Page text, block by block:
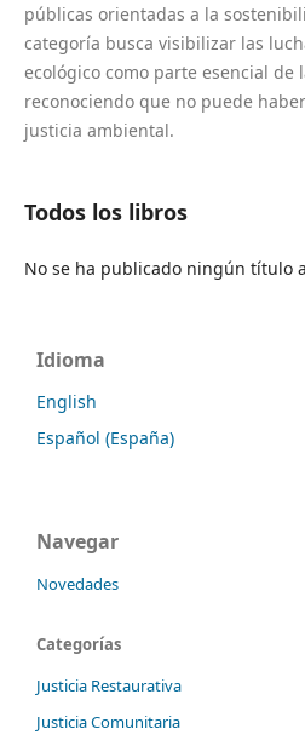
públicas orientadas a la
categoría busca visibilizar las
ecológico como parte esencial de
reconociendo que no puede
justicia ambiental.
Todos los libros
No se ha publicado ningún título
Idioma
English
Español (España)
Navegar
Novedades
Categorías
Justicia Restaurativa
Justicia Comunitaria